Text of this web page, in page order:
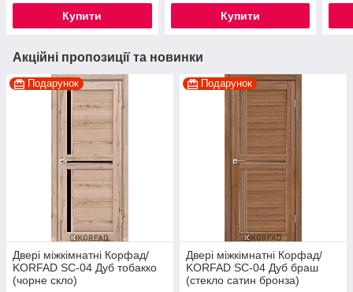
Купити Купити
Акційні пропозиції та новинки
Подарунок
Двері міжкімнатні Корфад/
KORFAD SC-04 Дуб тобакко
(чорне скло)
Подарунок
Двері міжкімнатні Корфад/
KORFAD SC-04 Дуб браш
(стекло сатин бронза)